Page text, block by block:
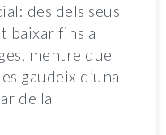
des dels seus
baixar fins a
mentre que
gaudeix d’una
de la